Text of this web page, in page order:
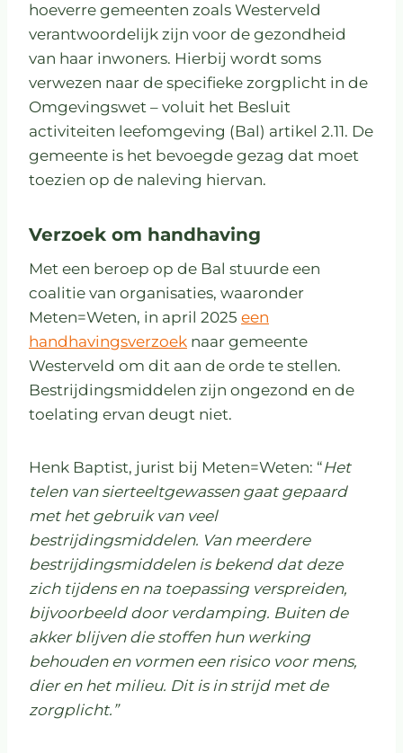
hoeverre gemeenten zoals Westerveld
verantwoordelijk zijn voor de gezondheid
van haar inwoners. Hierbij wordt soms
verwezen naar de specifieke zorgplicht in de
Omgevingswet – voluit het Besluit
activiteiten leefomgeving (Bal) artikel 2.11. De
gemeente is het bevoegde gezag dat moet
toezien op de naleving hiervan.
Verzoek om handhaving
Met een beroep op de Bal stuurde een
coalitie van organisaties, waaronder
Meten=Weten, in april 2025 een
handhavingsverzoek naar gemeente
Westerveld om dit aan de orde te stellen.
Bestrijdingsmiddelen zijn ongezond en de
toelating ervan deugt niet.
Henk Baptist, jurist bij Meten=Weten: “Het
telen van sierteeltgewassen gaat gepaard
met het gebruik van veel
bestrijdingsmiddelen. Van meerdere
bestrijdingsmiddelen is bekend dat deze
zich tijdens en na toepassing verspreiden,
bijvoorbeeld door verdamping. Buiten de
akker blijven die stoffen hun werking
behouden en vormen een risico voor mens,
dier en het milieu. Dit is in strijd met de
zorgplicht.”